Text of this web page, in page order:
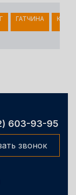
ГАТЧИНА
603-93-95
звонок